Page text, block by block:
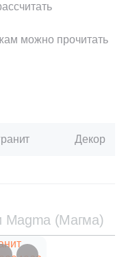
можно прочитать
Декор
Magma (Магма)